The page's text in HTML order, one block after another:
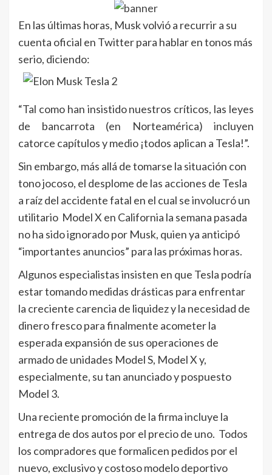
En las últimas horas, Musk volvió a recurrir a su
cuenta oficial en Twitter para hablar en tonos más
serio, diciendo:
“Tal como han insistido nuestros críticos, las leyes
de bancarrota (en Norteamérica) incluyen
catorce capítulos y medio ¡todos aplican a Tesla!”.
Sin embargo, más allá de tomarse la situación con
tono jocoso, el desplome de las acciones de Tesla
a raíz del accidente fatal en el cual se involucró un
utilitario Model X en California la semana pasada
no ha sido ignorado por Musk, quien ya anticipó
“importantes anuncios” para las próximas horas.
Algunos especialistas insisten en que Tesla podría
estar tomando medidas drásticas para enfrentar
la creciente carencia de liquidez y la necesidad de
dinero fresco para finalmente acometer la
esperada expansión de sus operaciones de
armado de unidades Model S, Model X y,
especialmente, su tan anunciado y pospuesto
Model 3.
Una reciente promoción de la firma incluye la
entrega de dos autos por el precio de uno. Todos
los compradores que formalicen pedidos por el
nuevo, exclusivo y costoso modelo deportivo